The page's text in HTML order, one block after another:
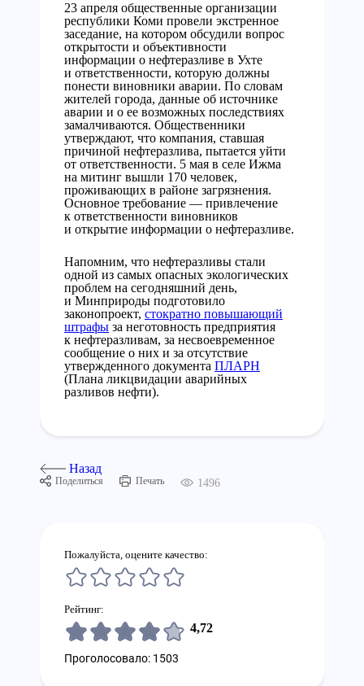
23 апреля общественные организации
республики Коми провели экстренное
заседание, на котором обсудили вопрос
открытости и объективности
информации о нефтеразливе в Ухте
и ответственности, которую должны
понести виновники аварии. По словам
жителей города, данные об источнике
аварии и о ее возможных последствиях
замалчиваются. Общественники
утверждают, что компания, ставшая
причиной нефтеразлива, пытается уйти
от ответственности. 5 мая в селе Ижма
на митинг вышли 170 человек,
проживающих в районе загрязнения.
Основное требование — привлечение
к ответственности виновников
и открытие информации о нефтеразливе.
Напомним, что нефтеразливы стали
одной из самых опасных экологических
проблем на сегодняшний день,
и Минприроды подготовило
законопроект, стократно повышающий
штрафы за неготовность предприятия
к нефтеразливам, за несвоевременное
сообщение о них и за отсутствие
утвержденного документа ПЛАРН
(Плана ликцвидации аварийных
разливов нефти).
Назад
Поделиться Печать 1496
Пожалуйста, оцените качество:
Рейтинг:
4,72
Проголосовало: 1503